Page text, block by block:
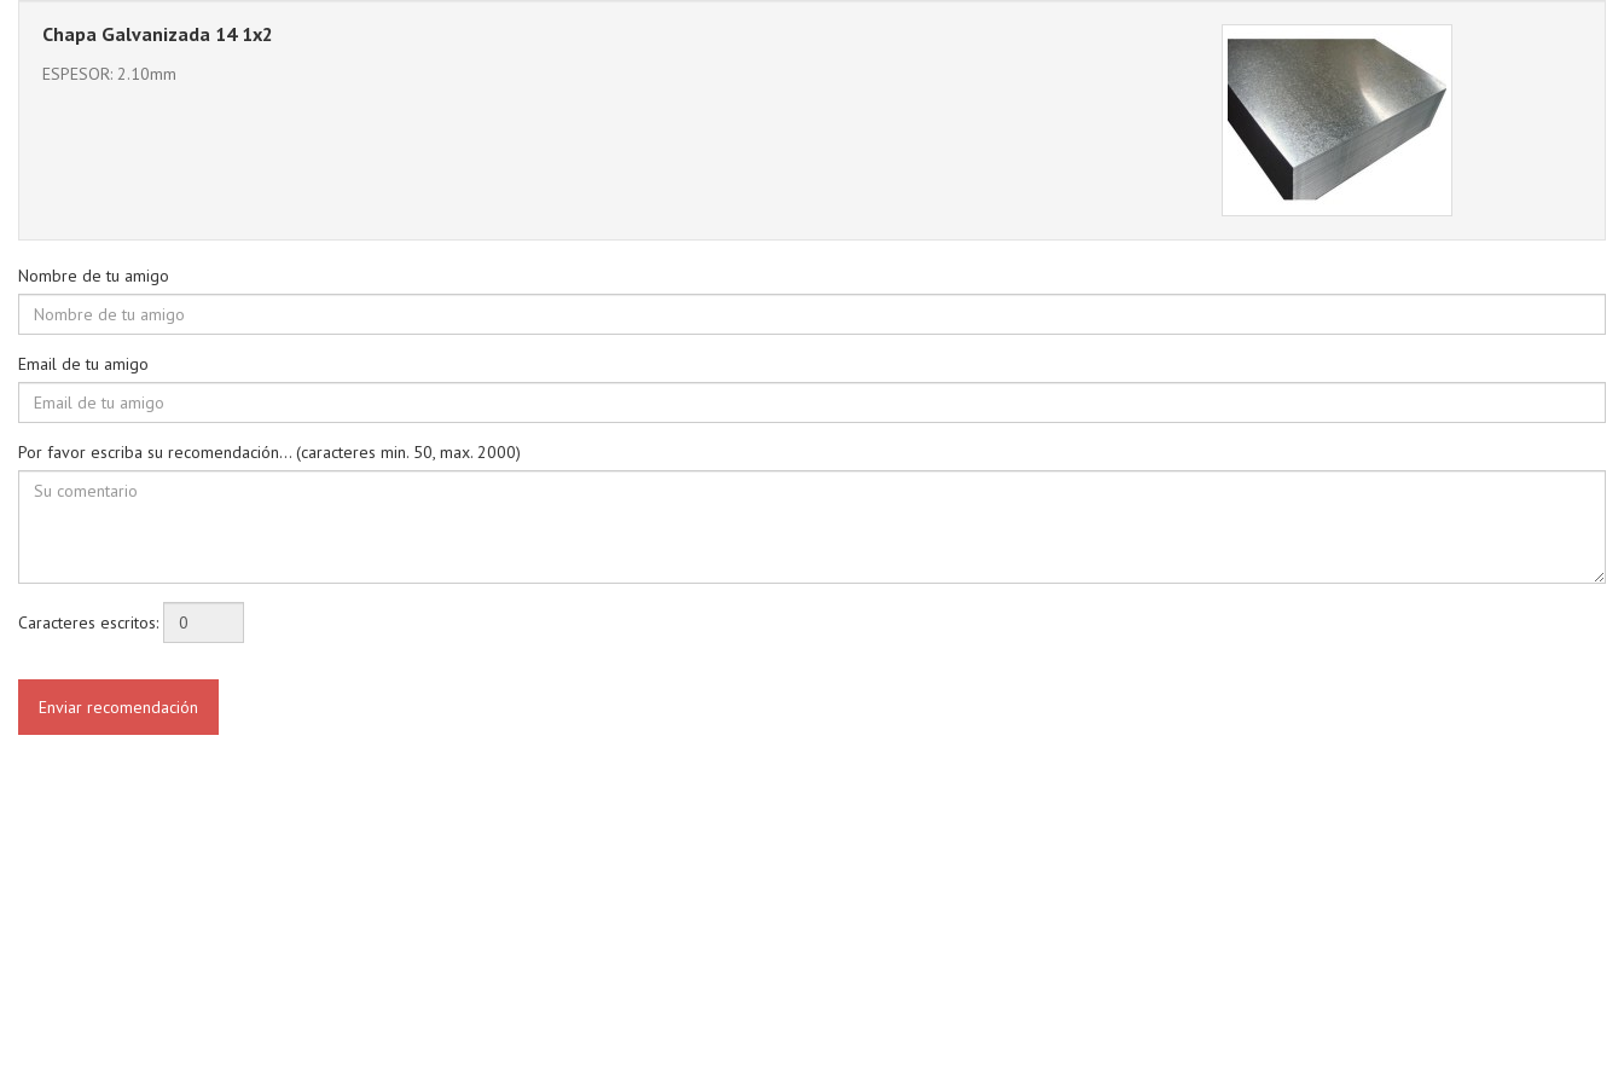
Chapa Galvanizada 14 1x2
ESPESOR: 2.10mm
Nombre de tu amigo
Email de tu amigo
Por favor escriba su recomendación... (caracteres min. 50, max. 2000)
Caracteres escritos:
Enviar recomendación